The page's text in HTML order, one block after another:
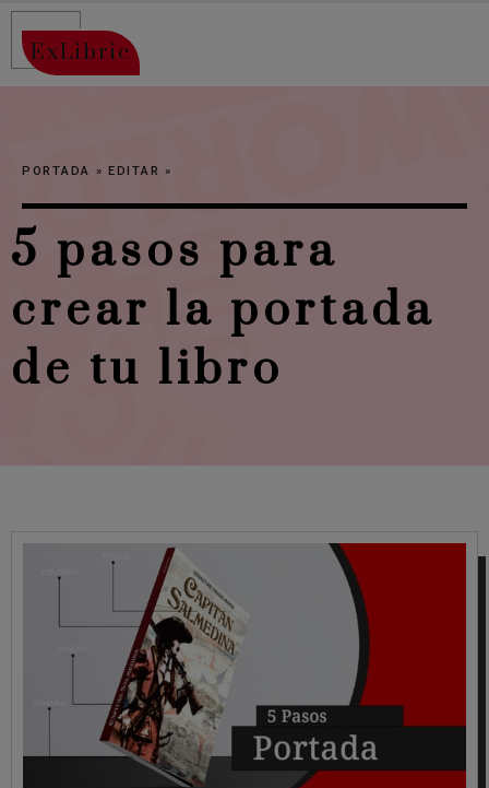
ExLibric
5 pasos para
crear la portada
de tu libro
PORTADA »EDITAR »